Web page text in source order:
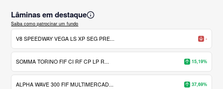
Lâminas em destaque
Saiba como patrocinar um fundo
V8 SPEEDWAY VEGA LS XP SEG PRE... -
SOMMA TORINO FIF CI RF CP LP R... 15,19%
ALPHA WAVE 300 FIF MULTIMERCAD... 37,69%